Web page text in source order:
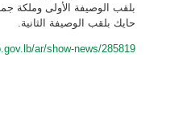
بلقب الوصيفة الأولى وملكة
حايك بلقب الوصيفة الثانية.
ar/show-news/285819/